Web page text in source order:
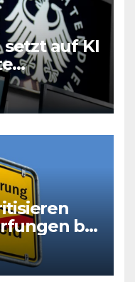
auf KI
bei